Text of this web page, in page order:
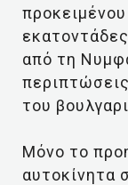
από τη
του
Μόνο το
αυτοκίνητα